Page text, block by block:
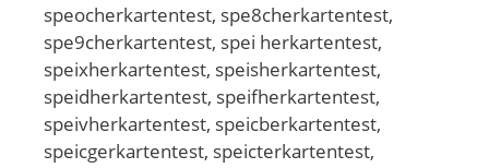
speocherkartentest, spe8cherkartentest,
spe9cherkartentest, spei herkartentest,
speixherkartentest, speisherkartentest,
speidherkartentest, speifherkartentest,
speivherkartentest, speicberkartentest,
speicgerkartentest, speicterkartentest,